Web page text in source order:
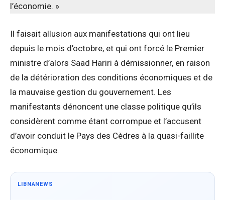
l’économie. »
Il faisait allusion aux manifestations qui ont lieu
depuis le mois d’octobre, et qui ont forcé le Premier
ministre d’alors Saad Hariri à démissionner, en raison
de la détérioration des conditions économiques et de
la mauvaise gestion du gouvernement. Les
manifestants dénoncent une classe politique qu’ils
considèrent comme étant corrompue et l’accusent
d’avoir conduit le Pays des Cèdres à la quasi-faillite
économique.
LIBNANEWS